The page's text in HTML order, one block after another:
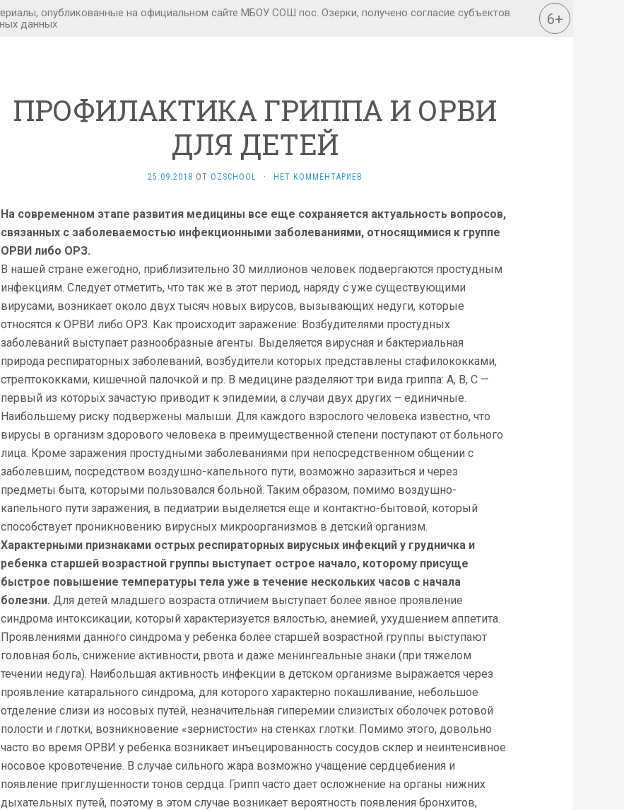
ПРОФИЛАКТИКА ГРИППА И ОРВИ
ДЛЯ ДЕТЕЙ
25.09.2018 ОТ OZSCHOOL · НЕТ КОММЕНТАРИЕВ
На современном этапе развития медицины все еще сохраняется актуальность вопросов,
связанных с заболеваемостью инфекционными заболеваниями, относящимися к группе
ОРВИ либо ОРЗ.
В нашей стране ежегодно, приблизительно 30 миллионов человек подвергаются простудным
инфекциям. Следует отметить, что так же в этот период, наряду с уже существующими
вирусами, возникает около двух тысяч новых вирусов, вызывающих недуги, которые
относятся к ОРВИ либо ОРЗ. Как происходит заражение: Возбудителями простудных
заболеваний выступает разнообразные агенты. Выделяется вирусная и бактериальная
природа респираторных заболеваний, возбудители которых представлены стафилококками,
стрептококками, кишечной палочкой и пр. В медицине разделяют три вида гриппа: А, В, С —
первый из которых зачастую приводит к эпидемии, а случаи двух других – единичные.
Наибольшему риску подвержены малыши. Для каждого взрослого человека известно, что
вирусы в организм здорового человека в преимущественной степени поступают от больного
лица. Кроме заражения простудными заболеваниями при непосредственном общении с
заболевшим, посредством воздушно-капельного пути, возможно заразиться и через
предметы быта, которыми пользовался больной. Таким образом, помимо воздушно-
капельного пути заражения, в педиатрии выделяется еще и контактно-бытовой, который
способствует проникновению вирусных микроорганизмов в детский организм.
Характерными признаками острых респираторных вирусных инфекций у грудничка и
ребенка старшей возрастной группы выступает острое начало, которому присуще
быстрое повышение температуры тела уже в течение нескольких часов с начала
болезни. Для детей младшего возраста отличием выступает более явное проявление
синдрома интоксикации, который характеризуется вялостью, анемией, ухудшением аппетита.
Проявлениями данного синдрома у ребенка более старшей возрастной группы выступают
головная боль, снижение активности, рвота и даже менингеальные знаки (при тяжелом
течении недуга). Наибольшая активность инфекции в детском организме выражается через
проявление катарального синдрома, для которого характерно покашливание, небольшое
отделение слизи из носовых путей, незначительная гиперемии слизистых оболочек ротовой
полости и глотки, возникновение «зернистости» на стенках глотки. Помимо этого, довольно
часто во время ОРВИ у ребенка возникает инъецированность сосудов склер и неинтенсивное
носовое кровотечение. В случае сильного жара возможно учащение сердцебиения и
появление приглушенности тонов сердца. Грипп часто дает осложнение на органы нижних
дыхательных путей, поэтому в этом случае возникает вероятность появления бронхитов,